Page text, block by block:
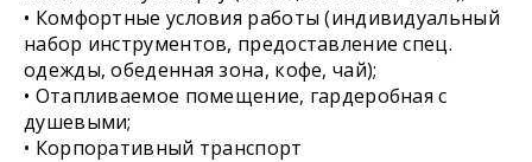
• Комфортные условия работы (индивидуальный
набор инструментов, предоставление спец.
одежды, обеденная зона, кофе, чай);
• Отапливаемое помещение, гардеробная с
душевыми;
• Корпоративный транспорт